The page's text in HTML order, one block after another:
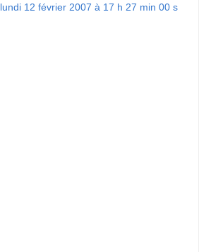
lundi 12 février 2007 à 17 h 27 min 00 s